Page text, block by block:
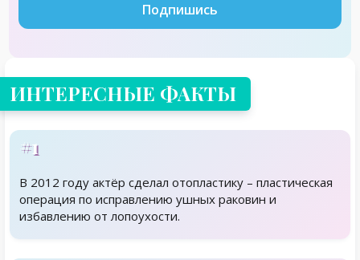
Подпишись
ИНТЕРЕСНЫЕ ФАКТЫ
#1
В 2012 году актёр сделал отопластику – пластическая
операция по исправлению ушных раковин и
избавлению от лопоухости.